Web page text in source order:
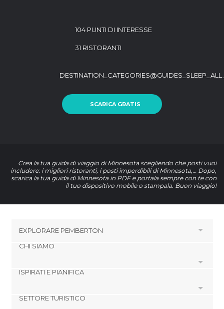
104 PUNTI DI INTERESSE
31 RISTORANTI
SCARICA GRATIS
Crea la tua guida di viaggio di Minnesota scegliendo che posti vuoi
includere: i migliori ristoranti, i posti imperdibili di Minnesota,… Dopo,
scarica la tua guida di Minnesota in PDF e portala sempre con te con
il tuo dispositivo mobile o stampala. Buon viaggio!
EXPLORARE PEMBERTON
Hotel a Waldorf
Hotel a Mankato
CHI SIAMO
Cookies
ISPIRATI E PIANIFICA
footer@item_discovertips_anchor
SETTORE TURISTICO